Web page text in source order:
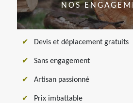
NOS
Devis et déplacement gratuits
Sans engagement
Artisan passionné
Prix imbattable